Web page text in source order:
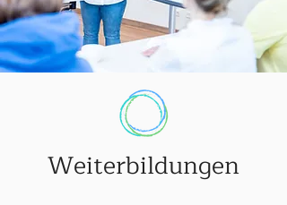
Weiterbildungen